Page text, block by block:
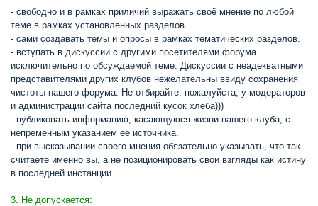
- свободно и в рамках приличий выражать своё мнение по любой
теме в рамках установленных разделов.
- сами создавать темы и опросы в рамках тематических разделов.
- вступать в дискуссии с другими посетителями форума
исключительно по обсуждаемой теме. Дискуссии с неадекватными
представителями других клубов нежелательны ввиду сохранения
чистоты нашего форума. Не отбирайте, пожалуйста, у модераторов
и администрации сайта последний кусок хлеба)))
- публиковать информацию, касающуюся жизни нашего клуба, с
непременным указанием её источника.
- при высказывании своего мнения обязательно указывать, что так
считаете именно вы, а не позиционировать свои взгляды как истину
в последней инстанции.
3. Не допускается: